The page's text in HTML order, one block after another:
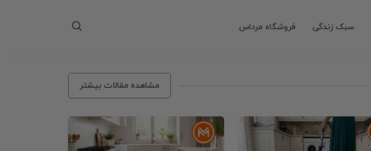
سبک زندگی فروشگاه مرداس
مشاهده مقالات بیشتر